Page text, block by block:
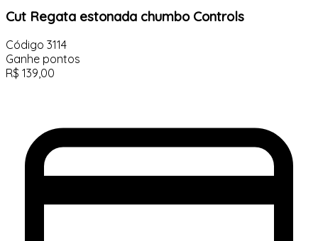
Cut Regata estonada chumbo Controls
Código 3114
Ganhe pontos
R$ 139,00